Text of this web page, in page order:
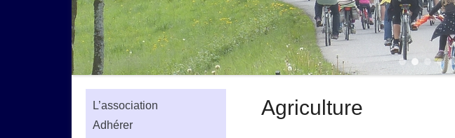
1 2 3 5 6
Agriculture
L’association
Adhérer